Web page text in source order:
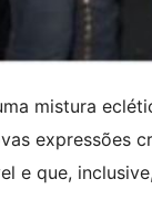
mistura
expressões
e que,